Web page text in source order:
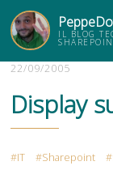
IL BLOG
22/09/2005
Display
IT Sharepoint